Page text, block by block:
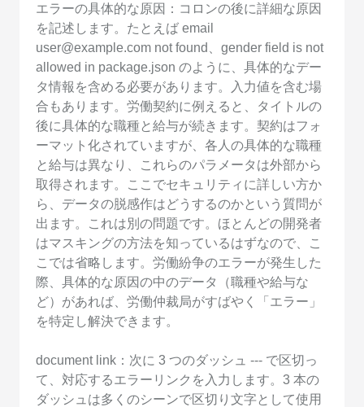
エラーの具体的な原因：コロンの後に詳細な原因
を記述します。たとえば email
user@example.com not found、gender field is not
allowed in package.json のように、具体的なデー
タ情報を含める必要があります。入力値を含む場
合もあります。労働契約に例えると、タイトルの
後に具体的な職種と給与が続きます。契約はフォ
ーマット化されていますが、各人の具体的な職種
と給与は異なり、これらのパラメータは外部から
取得されます。ここでセキュリティに詳しい方か
ら、データの脱感作はどうするのかという質問が
出ます。これは別の問題です。ほとんどの開発者
はマスキングの方法を知っているはずなので、こ
こでは省略します。労働紛争のエラーが発生した
際、具体的な原因の中のデータ（職種や給与な
ど）があれば、労働仲裁局がすばやく「エラー」
を特定し解決できます。
document link：次に 3 つのダッシュ --- で区切っ
て、対応するエラーリンクを入力します。3 本の
ダッシュは多くのシーンで区切り文字として使用